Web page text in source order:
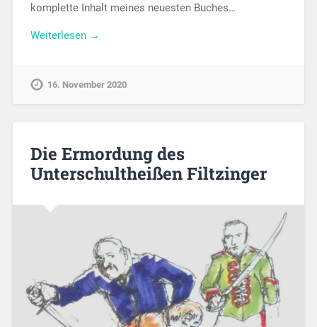
komplette Inhalt meines neuesten Buches…
Weiterlesen →
16. November 2020
Die Ermordung des
Unterschultheißen Filtzinger